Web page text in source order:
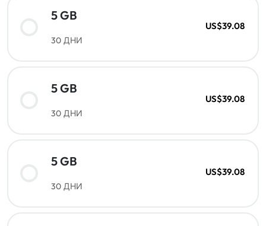
5 GB
30 ДНИ
US$39.08
5 GB
30 ДНИ
US$39.08
5 GB
30 ДНИ
US$39.08